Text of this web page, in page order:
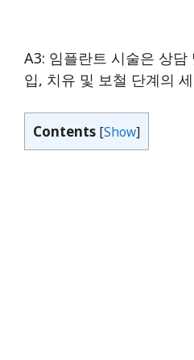
A3: 임플란트 시술은 상
입, 치유 및 보철 단계의
Contents [Show]